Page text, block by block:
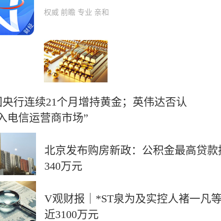
权威 前瞻 专业 亲和
行连续21个月增持黄金；英伟达否认
电信运营商市场”
北京发布购房新政：公积金最高贷款
340万元
V观财报｜*ST泉为及实控人褚一凡
近3100万元